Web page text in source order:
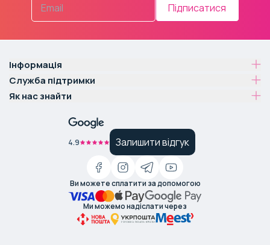
Підписатися
Інформація
Служба підтримки
Як нас знайти
4.9 Залишити відгук
Ви можете сплатити за допомогою
Ми можемо надіслати через